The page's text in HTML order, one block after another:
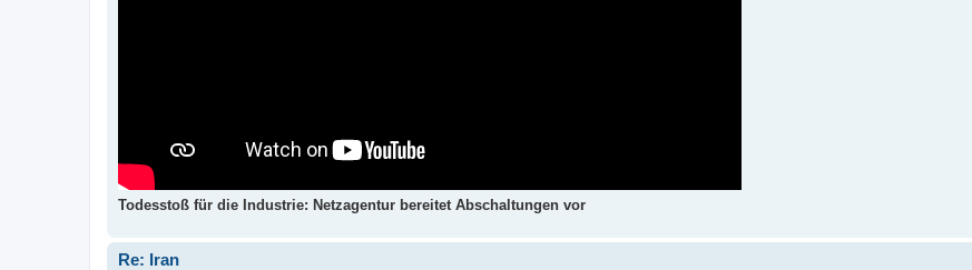
Todesstoß für die Industrie: Netzagentur bereitet Abschaltungen vor
Re: Iran